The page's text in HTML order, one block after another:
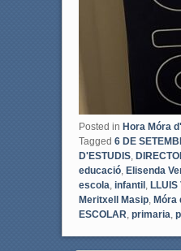
Posted in Hora Móra
Tagged 6 DE
D'ESTUDIS,
educació, Elisenda
escola infantil, LLUIS
Meritxell Masip, Móra
ESCOLAR primaria